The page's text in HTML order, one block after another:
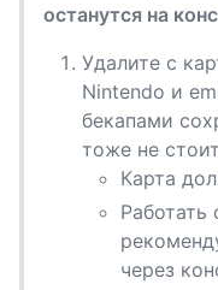
останутся на
Удалите с
Nintendo и
бекапами
тоже не
Карта
Работать
через